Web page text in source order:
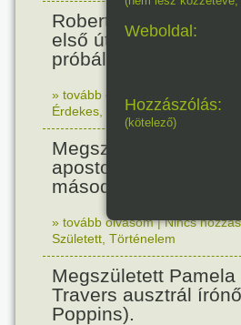
Robert Fulton
első útját. Párizsban
próbálták ki.
» tovább olvasom
Nincs
Érdekes
Technika
Megszületett Angelo
apostoli nuncius volt
második világháború
» tovább olvasom|Nincs
Született Történelem
Megszületett Pamela
Travers ausztrál
Poppins).
Weboldal:
Hozzászólás:
(kötelező)